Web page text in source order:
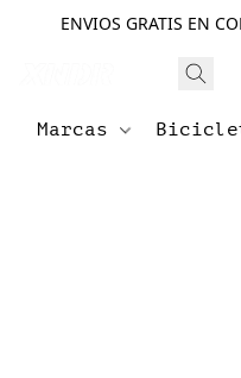
ENVIOS GRATIS EN
Marcas